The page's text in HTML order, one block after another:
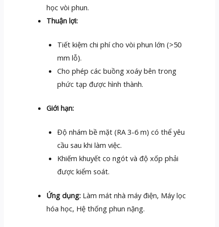
học vòi phun.
Thuận lợi:
Tiết kiệm chi phí cho vòi phun lớn (>50
mm lỗ).
Cho phép các buồng xoáy bên trong
phức tạp được hình thành.
Giới hạn:
Độ nhám bề mặt (RA 3-6 m) có thể yêu
cầu sau khi làm việc.
Khiếm khuyết co ngót và độ xốp phải
được kiểm soát.
Ứng dụng: Làm mát nhà máy điện, Máy lọc
hóa học, Hệ thống phun nặng.